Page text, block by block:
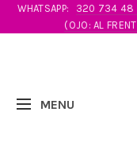
WHATSAPP:
320 734 48
(OJO: AL